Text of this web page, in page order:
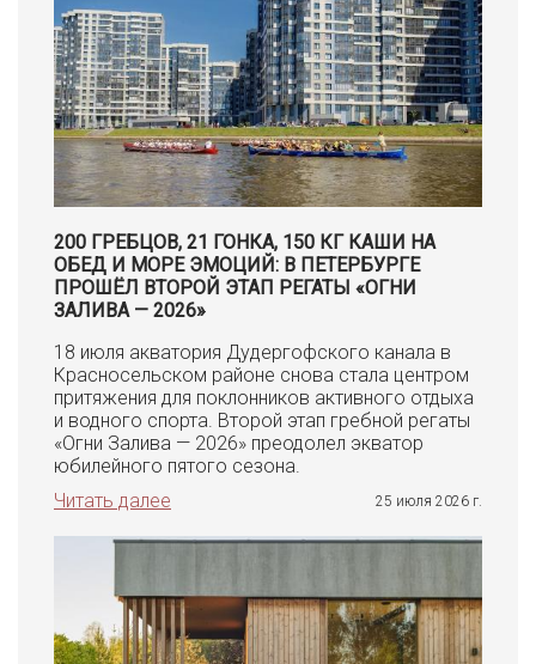
200 ГРЕБЦОВ, 21 ГОНКА, 150 КГ КАШИ НА
ОБЕД И МОРЕ ЭМОЦИЙ: В ПЕТЕРБУРГЕ
ПРОШЁЛ ВТОРОЙ ЭТАП РЕГАТЫ «ОГНИ
ЗАЛИВА — 2026»
18 июля акватория Дудергофского канала в
Красносельском районе снова стала центром
притяжения для поклонников активного отдыха
и водного спорта. Второй этап гребной регаты
«Огни Залива — 2026» преодолел экватор
юбилейного пятого сезона.
Читать далее
25 июля 2026 г.